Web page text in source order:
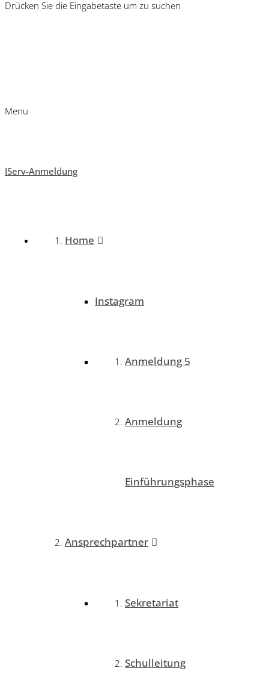
Drücken Sie die Eingabetaste um zu suchen
Menu
IServ-Anmeldung
Home
Instagram
Anmeldung 5
Anmeldung
Einführungsphase
Ansprechpartner
Sekretariat
Schulleitung